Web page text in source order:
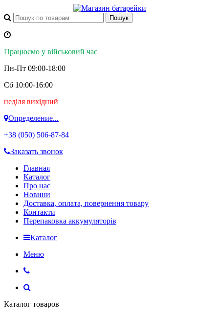
Працюємо у військовий час
Пн-Пт 09:00-18:00
Сб 10:00-16:00
неділя вихідний
Определение...
+38 (050) 506-87-84
Заказать звонок
Главная
Каталог
Про нас
Новини
Доставка, оплата, повернення товару
Контакти
Перепаковка аккумуляторів
Каталог
Меню
Каталог товаров